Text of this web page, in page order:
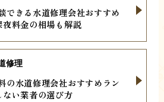
できる水道修理会社おすすめ
料金の相場も解説
の水道修理会社おすすめラン
い業者の選び方
修理